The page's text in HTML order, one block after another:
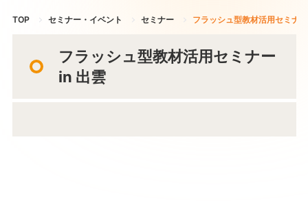
TOP セミナー・イベント セミナー フラッシュ型教材活用セミナ
フラッシュ型教材活用セミナー
in 出雲